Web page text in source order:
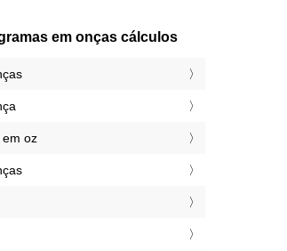
em onças cálculos
oz